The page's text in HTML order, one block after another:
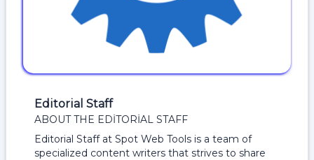
Editorial Staff
ABOUT THE EDITORIAL STAFF
Editorial Staff at Spot Web Tools is a team of
specialized content writers that strives to share